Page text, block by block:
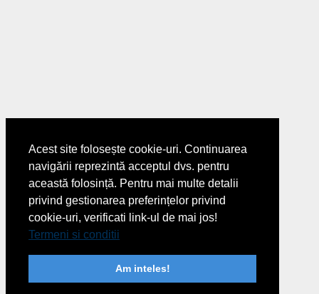
Acest site folosește cookie-uri. Continuarea
navigării reprezintă acceptul dvs. pentru
această folosință. Pentru mai multe detalii
privind gestionarea preferințelor privind
cookie-uri, verificati link-ul de mai jos!
Termeni si conditii
Am inteles!